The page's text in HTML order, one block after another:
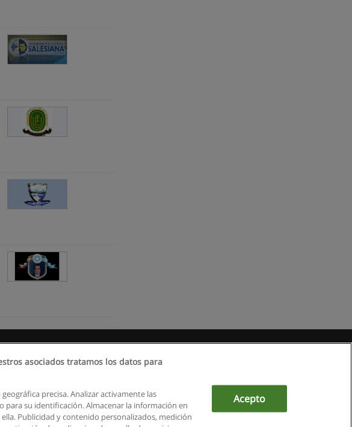
con Educaedu
asociados tratamos los datos para
precisa. Analizar activamente las
para su identificación. Almacenar la información en
Publicidad y contenido personalizados, medición
Acepto